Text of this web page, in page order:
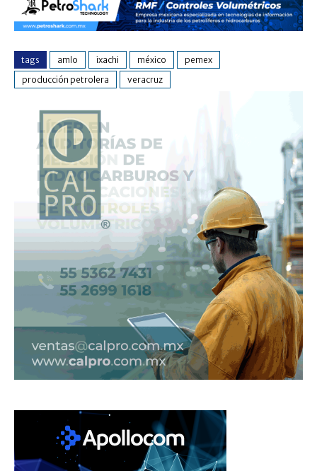
tags amlo ixachi méxico
pemex
producción petrolera
veracruz